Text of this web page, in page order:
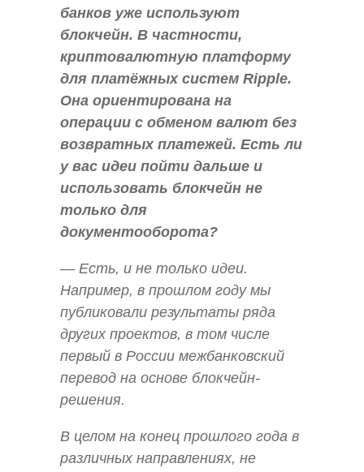
банков уже используют
блокчейн. В частности,
криптовалютную платформу
для платёжных систем Ripple.
Она ориентирована на
операции с обменом валют без
возвратных платежей. Есть ли
у вас идеи пойти дальше и
использовать блокчейн не
только для
документооборота?
— Есть, и не только идеи.
Например, в прошлом году мы
публиковали результаты ряда
других проектов, в том числе
первый в России межбанковский
перевод на основе блокчейн-
решения.
В целом на конец прошлого года в
различных направлениях, не